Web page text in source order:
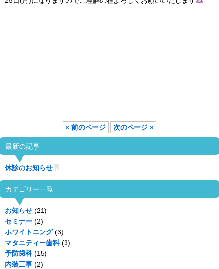
« 前のページ 次のページ »
最新の記事
休診のお知らせ
カテゴリー一覧
お知らせ (21)
セミナー (2)
ホワイトニング(3)
マタニティー歯科(3)
予防歯科(15)
内装工事 (2)